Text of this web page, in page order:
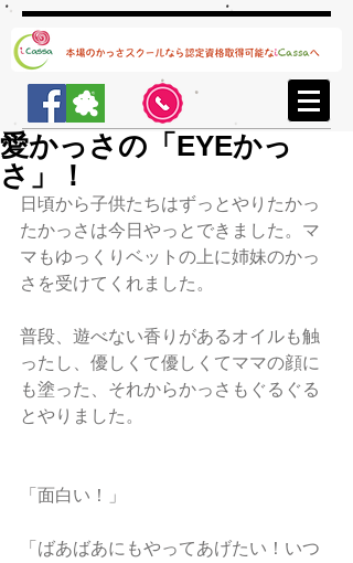
愛かっさの「EYEかっ
さ」！
日頃から子供たちはずっとやりたかっ
たかっさは今日やっとできました。マ
マもゆっくりベットの上に姉妹のかっ
さを受けてくれました。
普段、遊べない香りがあるオイルも触
ったし、優しくて優しくてママの顔に
も塗った、それからかっさもぐるぐる
とやりました。
「面白い！」
「ばあばあにもやってあげたい！いつ